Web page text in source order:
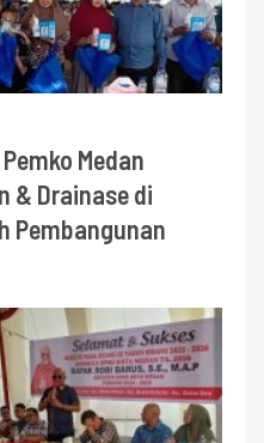
Medan
& Drainase di
Pembangunan